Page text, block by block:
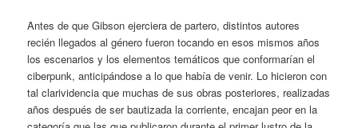
Antes de que Gibson ejerciera de partero, distintos autores
recién llegados al género fueron tocando en esos mismos años
los escenarios y los elementos temáticos que conformarían el
ciberpunk, anticipándose a lo que había de venir. Lo hicieron con
tal clarividencia que muchas de sus obras posteriores, realizadas
años después de ser bautizada la corriente, encajan peor en la